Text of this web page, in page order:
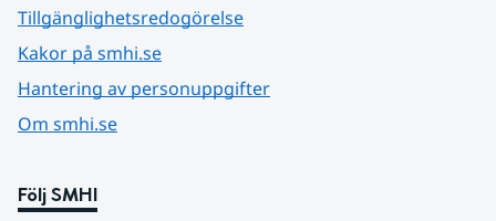
Tillgänglighetsredogörelse
Kakor på smhi.se
Hantering av personuppgifter
Om smhi.se
Följ SMHI